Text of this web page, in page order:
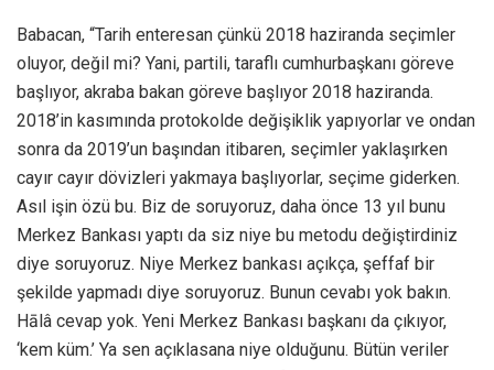
Babacan, “Tarih enteresan çünkü 2018 haziranda seçimler
oluyor, değil mi? Yani, partili, taraflı cumhurbaşkanı göreve
başlıyor, akraba bakan göreve başlıyor 2018 haziranda.
2018’in kasımında protokolde değişiklik yapıyorlar ve ondan
sonra da 2019’un başından itibaren, seçimler yaklaşırken
cayır cayır dövizleri yakmaya başlıyorlar, seçime giderken.
Asıl işin özü bu. Biz de soruyoruz, daha önce 13 yıl bunu
Merkez Bankası yaptı da siz niye bu metodu değiştirdiniz
diye soruyoruz. Niye Merkez bankası açıkça, şeffaf bir
şekilde yapmadı diye soruyoruz. Bunun cevabı yok bakın.
Hālâ cevap yok. Yeni Merkez Bankası başkanı da çıkıyor,
‘kem küm.’ Ya sen açıklasana niye olduğunu. Bütün veriler